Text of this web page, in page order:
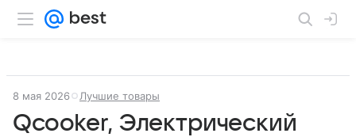
8 мая 2026 Лучшие товары
Qcooker, Электрический